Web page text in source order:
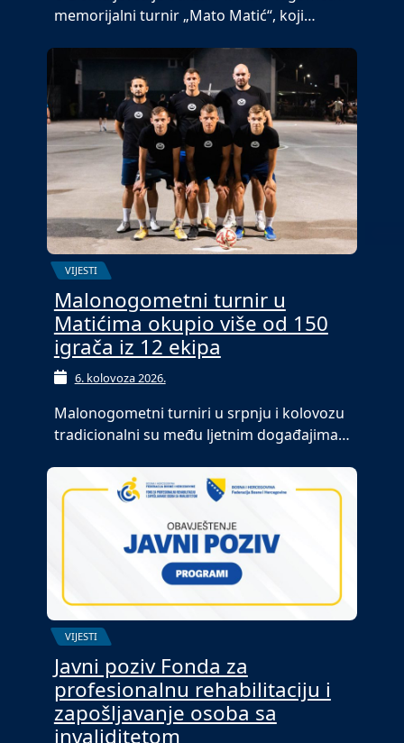
memorijalni turnir „Mato Matić“, koji…
VIJESTI
Malonogometni turnir u
Matićima okupio više od 150
igrača iz 12 ekipa
6. kolovoza 2026.
Malonogometni turniri u srpnju i kolovozu
tradicionalni su među ljetnim događajima…
VIJESTI
Javni poziv Fonda za
profesionalnu rehabilitaciju i
zapošljavanje osoba sa
invaliditetom